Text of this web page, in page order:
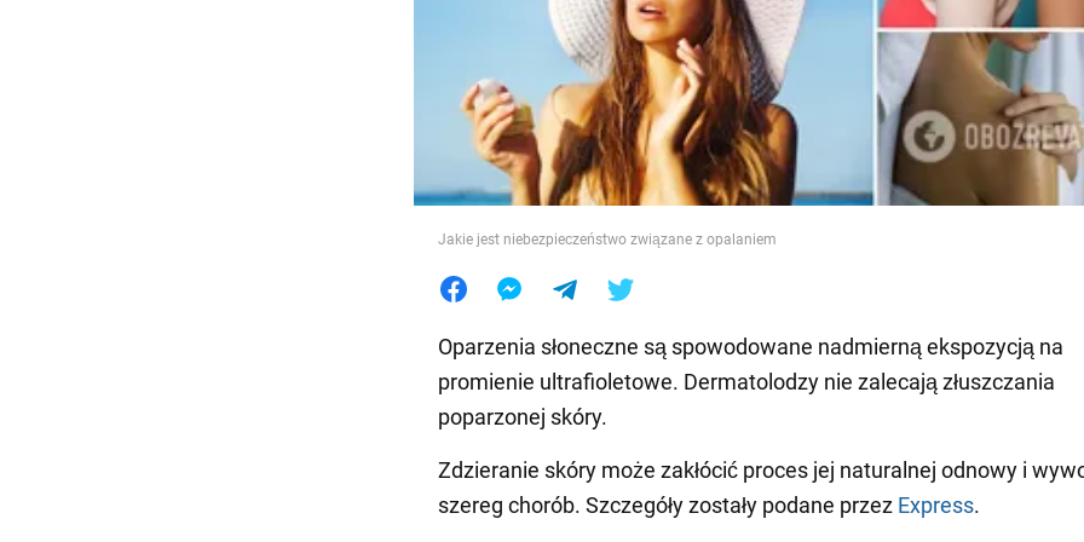
Jakie jest niebezpieczeństwo związane z opalaniem
Oparzenia słoneczne są spowodowane nadmierną ekspozycją na
promienie ultrafioletowe. Dermatolodzy nie zalecają złuszczania
poparzonej skóry.
Zdzieranie skóry może zakłócić proces jej naturalnej odnowy i
szereg chorób. Szczegóły zostały podane przez Express.